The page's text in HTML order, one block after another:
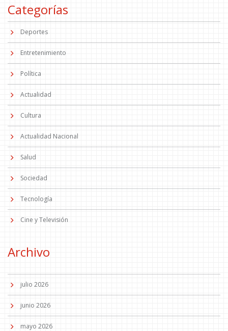
Categorías
Deportes
Entretenimiento
Política
Actualidad
Cultura
Actualidad Nacional
Salud
Sociedad
Tecnología
Cine y Televisión
Archivo
julio 2026
junio 2026
mayo 2026